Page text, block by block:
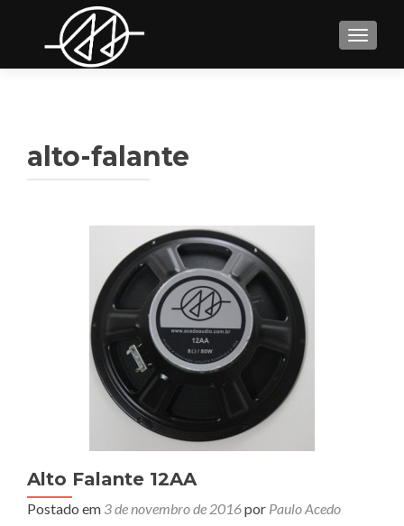
alto-falante
Alto Falante 12AA
Postado em 3 de novembro de 2016por Paulo Acedo